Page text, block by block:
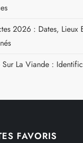
2026 : Dates, Lieux
La Viande :
FAVORIS